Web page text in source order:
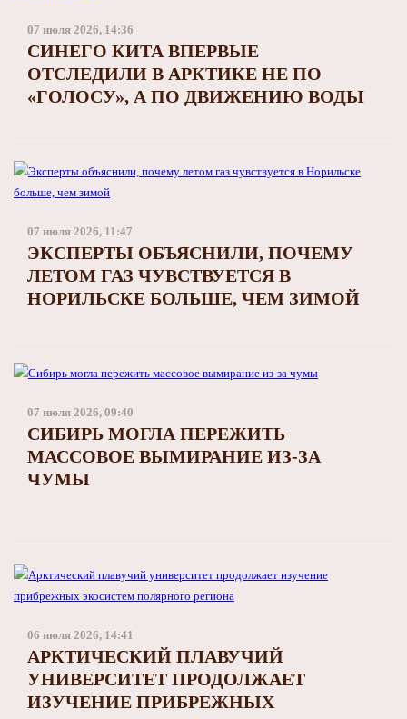
07 июля 2026, 14:36
СИНЕГО КИТА ВПЕРВЫЕ
ОТСЛЕДИЛИ В АРКТИКЕ НЕ ПО
«ГОЛОСУ», А ПО ДВИЖЕНИЮ ВОДЫ
07 июля 2026, 11:47
ЭКСПЕРТЫ ОБЪЯСНИЛИ, ПОЧЕМУ
ЛЕТОМ ГАЗ ЧУВСТВУЕТСЯ В
НОРИЛЬСКЕ БОЛЬШЕ, ЧЕМ ЗИМОЙ
07 июля 2026, 09:40
СИБИРЬ МОГЛА ПЕРЕЖИТЬ
МАССОВОЕ ВЫМИРАНИЕ ИЗ-ЗА
ЧУМЫ
06 июля 2026, 14:41
АРКТИЧЕСКИЙ ПЛАВУЧИЙ
УНИВЕРСИТЕТ ПРОДОЛЖАЕТ
ИЗУЧЕНИЕ ПРИБРЕЖНЫХ